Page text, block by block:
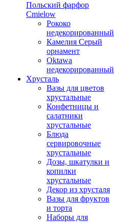
Польский фарфор
Сmielow
Рококо
недекорированный
Камелия Серый
орнамент
Oktawa
недекорированный
Хрусталь
Вазы для цветов
хрустальные
Конфетницы и
салатники
хрустальные
Блюда
сервировочные
хрустальные
Дозы, шкатулки и
копилки
хрустальные
Декор из хрусталя
Вазы для фруктов
и торта
Наборы для